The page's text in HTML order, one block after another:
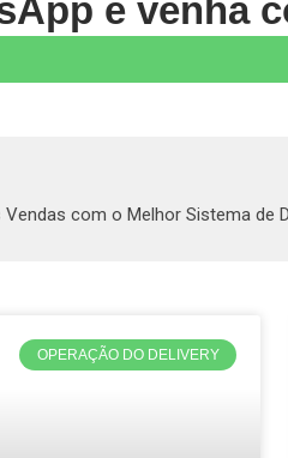
e venha
com o Melhor Sistema de
OPERAÇÃO DO DELIVERY